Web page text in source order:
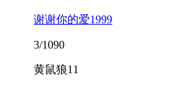
谢谢你的爱1999
3/1090
黄鼠狼11